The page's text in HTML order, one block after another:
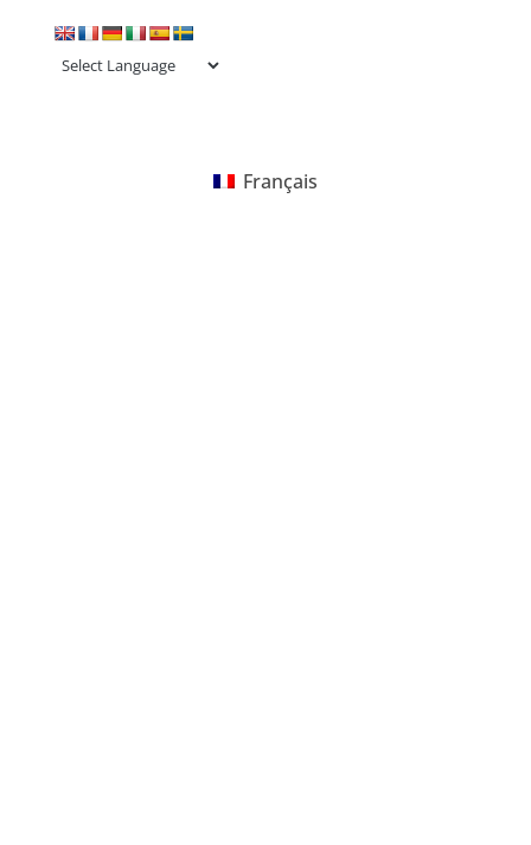
Français